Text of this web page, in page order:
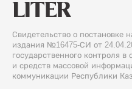
Свидетельство о постановке
издания №16475-СИ от
государственного контроля
и средств массовой
коммуникации Республики